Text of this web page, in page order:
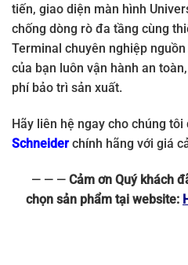
tiến, giao diện màn hình
chống dòng rò đa tầng cùng
Terminal chuyên nghiệp
của bạn luôn vận hành an
phí bảo trì sản xuất.
Hãy liên hệ ngay cho chúng
Schneiderchính hãng với giá
— — — Cảm ơn Quý khách
chọn sản phẩm tại website: